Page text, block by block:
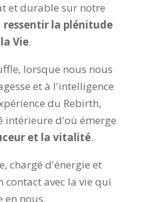
et durable sur notre
ressentir la plénitude
Vie.
lorsque nous nous
et à l'intelligence
du Rebirth,
intérieure d'où émerge
et la vitalité.
chargé d'énergie et
contact avec la vie qui
en nous,